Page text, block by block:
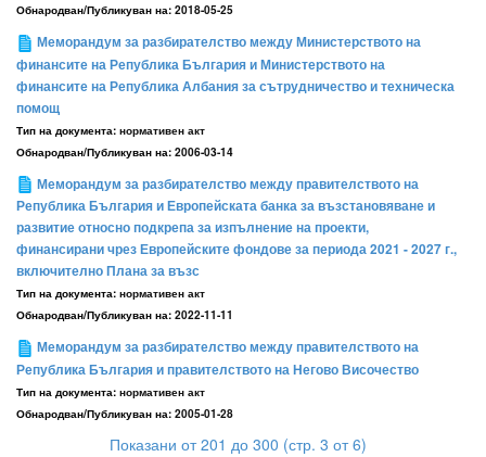
Обнародван/Публикуван на: 2018-05-25
Меморандум за разбирателство между Министерството на
финансите на Република България и Министерството на
финансите на Република Албания за сътрудничество и техническа
помощ
Тип на документа: нормативен акт
Обнародван/Публикуван на: 2006-03-14
Меморандум за разбирателство между правителството на
Република България и Европейската банка за възстановяване и
развитие относно подкрепа за изпълнение на проекти,
финансирани чрез Европейските фондове за периода 2021 - 2027 г.,
включително Плана за възс
Тип на документа: нормативен акт
Обнародван/Публикуван на: 2022-11-11
Меморандум за разбирателство между правителството на
Република България и правителството на Негово Височество
Тип на документа: нормативен акт
Обнародван/Публикуван на: 2005-01-28
Показани от 201 до 300 (стр. 3 от 6)